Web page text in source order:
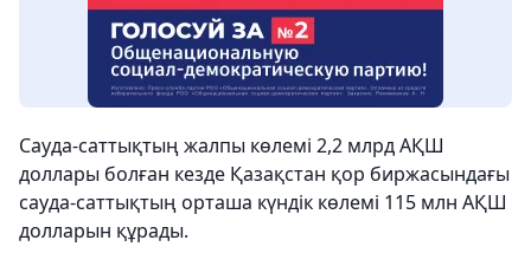
Сауда-саттықтың жалпы көлемі 2,2 млрд АҚШ
доллары болған кезде Қазақстан қор биржасындағы
сауда-саттықтың орташа күндік көлемі 115 млн АҚШ
долларын құрады.